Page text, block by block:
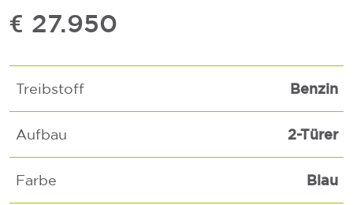
€ 27.950
Treibstoff Benzin
Aufbau 2-Türer
Farbe Blau